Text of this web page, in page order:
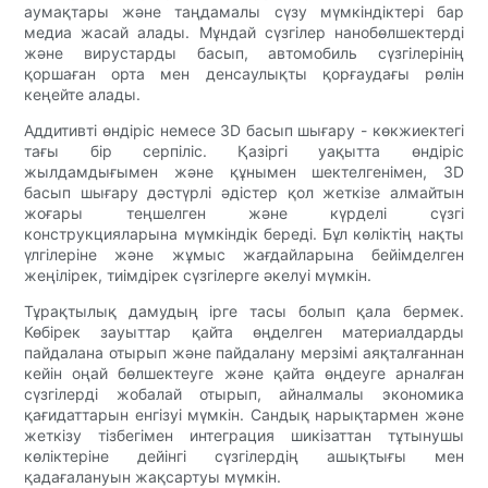
аумақтары және таңдамалы сүзу мүмкіндіктері бар
медиа жасай алады. Мұндай сүзгілер нанобөлшектерді
және вирустарды басып, автомобиль сүзгілерінің
қоршаған орта мен денсаулықты қорғаудағы рөлін
кеңейте алады.
Аддитивті өндіріс немесе 3D басып шығару - көкжиектегі
тағы бір серпіліс. Қазіргі уақытта өндіріс
жылдамдығымен және құнымен шектелгенімен, 3D
басып шығару дәстүрлі әдістер қол жеткізе алмайтын
жоғары теңшелген және күрделі сүзгі
конструкцияларына мүмкіндік береді. Бұл көліктің нақты
үлгілеріне және жұмыс жағдайларына бейімделген
жеңілірек, тиімдірек сүзгілерге әкелуі мүмкін.
Тұрақтылық дамудың ірге тасы болып қала бермек.
Көбірек зауыттар қайта өңделген материалдарды
пайдалана отырып және пайдалану мерзімі аяқталғаннан
кейін оңай бөлшектеуге және қайта өңдеуге арналған
сүзгілерді жобалай отырып, айналмалы экономика
қағидаттарын енгізуі мүмкін. Сандық нарықтармен және
жеткізу тізбегімен интеграция шикізаттан тұтынушы
көліктеріне дейінгі сүзгілердің ашықтығы мен
қадағалануын жақсартуы мүмкін.